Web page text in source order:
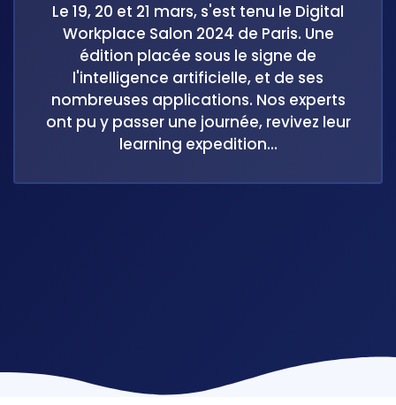
Le 19, 20 et 21 mars, s'est tenu le Digital
Workplace Salon 2024 de Paris. Une
édition placée sous le signe de
l'intelligence artificielle, et de ses
nombreuses applications. Nos experts
ont pu y passer une journée, revivez leur
learning expedition...